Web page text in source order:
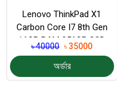
Lenovo ThinkPad X1
Carbon Core I7 8th Gen
16GB RAM 256GB SSD
14″ FHD Display
৳ 40000 ৳ 35000
অর্ডার